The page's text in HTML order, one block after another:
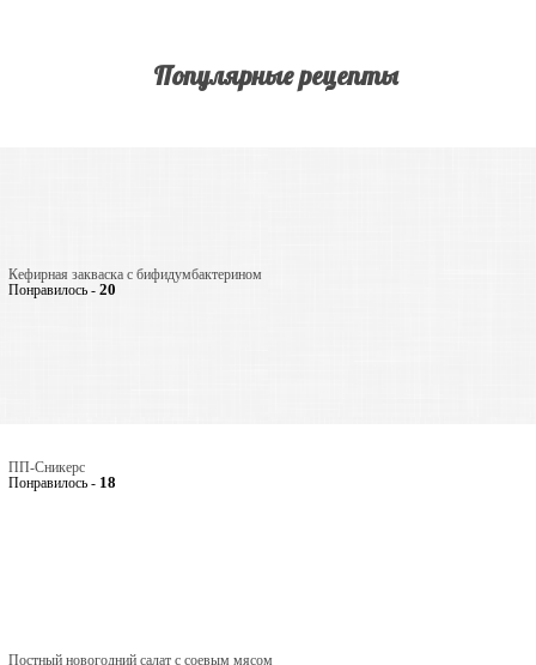
Популярные рецепты
Кефирная закваска с бифидумбактерином
Понравилось - 20
ПП-Сникерс
Понравилось - 18
Постный новогодний салат с соевым мясом